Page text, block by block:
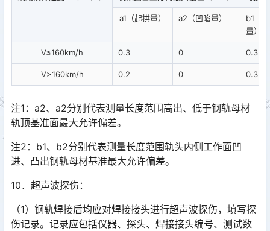
a1（起拱量） a2（凹陷量）
b1（
量）
V≤160km/h 0.3 0 0.3
V>160km/h 0.2 0 0.3
注1：a2、a2分别代表测量长度范围高出、低于钢轨母材
轨顶基准面最大允许偏差。
注2：b1、b2分别代表测量长度范围轨头内侧工作面凹
进、凸出钢轨母材基准最大允许偏差。
10．超声波探伤：
（1）钢轨焊接后均应对焊接接头进行超声波探伤，填写探
伤记录。记录应包括仪器、探头、焊接接头编号、测试数